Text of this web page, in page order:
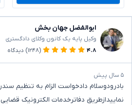
ابوالفضل جهان بخش
وکیل پایه یک کانون وکلای دادگستری
۴.۸
(۱۲۴۸) دیدگاه
۵ سال پیش
بادرودوسلام دادخواست الزام به تنظیم
نماییدازطریق دفاترخدمات الکترونیک